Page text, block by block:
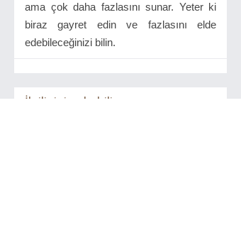
ama çok daha fazlasını sunar. Yeter ki
biraz gayret edin ve fazlasını elde
edebileceğinizi bilin.
İlgilinizi çekebilir...